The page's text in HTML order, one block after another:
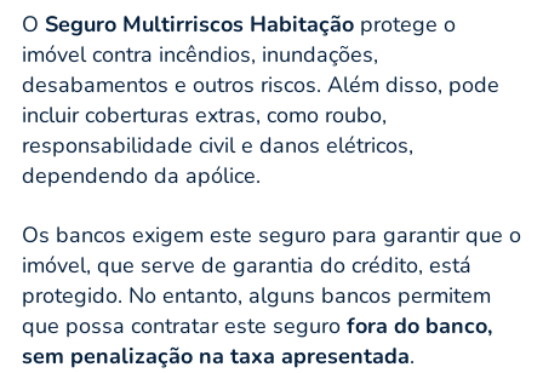
O Seguro Multirriscos Habitação protege o
imóvel contra incêndios, inundações,
desabamentos e outros riscos. Além disso, pode
incluir coberturas extras, como roubo,
responsabilidade civil e danos elétricos,
dependendo da apólice.
Os bancos exigem este seguro para garantir que o
imóvel, que serve de garantia do crédito, está
protegido. No entanto, alguns bancos permitem
que possa contratar este seguro fora do banco,
sem penalização na taxa apresentada.